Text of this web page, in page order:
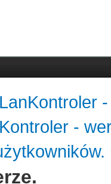
LanKontroler
-